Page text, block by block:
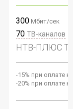
300 Мбит/сек
70ТВ-каналов
НТВ-ПЛЮС
-15% при оплате
-20% при оплате